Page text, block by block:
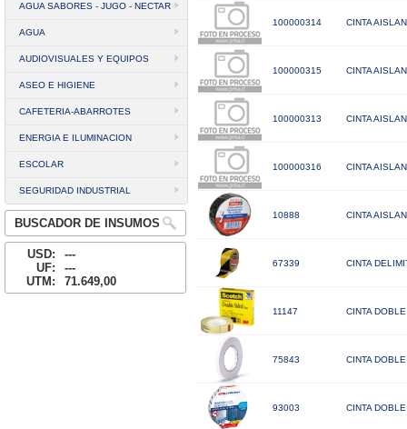
AGUA SABORES - JUGO - NECTAR
AGUA
AUDIOVISUALES Y EQUIPOS
ASEO E HIGIENE
CAFETERIA-ABARROTES
ENERGIA E ILUMINACION
ESCOLAR
SEGURIDAD INDUSTRIAL
BUSCADOR DE INSUMOS
USD:
---
UF:
---
UTM:
71.649,00
100000314 CINTA
100000315 CINTA
100000313 CINTA
100000316 CINTA
10888 CINTA
67339 CINTA
11147 CINTA
75843 CINTA
93003 CINTA